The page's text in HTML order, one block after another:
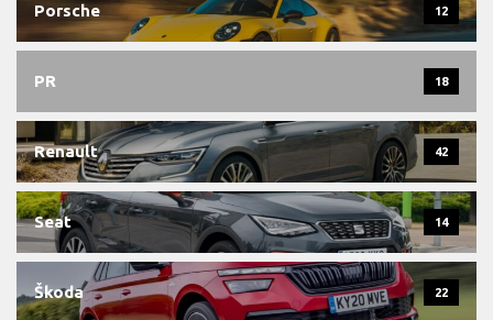
Porsche 12
PR 18
Renault 42
Seat 14
Škoda 22